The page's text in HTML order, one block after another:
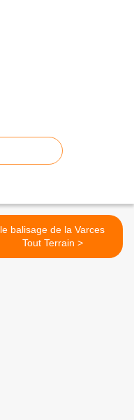
le balisage de la Varces
Tout Terrain >